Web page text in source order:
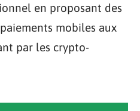
en proposant des
mobiles aux
par les crypto-